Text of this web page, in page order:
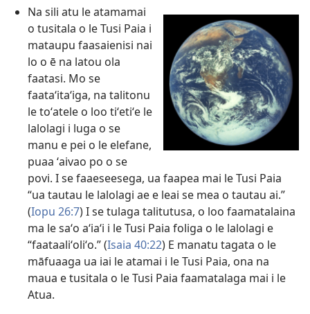
Na sili atu le atamamai
o tusitala o le Tusi Paia i
mataupu faasaienisi nai
lo o ē na latou ola
faatasi. Mo se
faataʻitaʻiga, na talitonu
le toʻatele o loo tiʻetiʻe le
lalolagi i luga o se
manu e pei o le elefane,
puaa ʻaivao po o se
povi. I se faaeseesega, ua faapea mai le Tusi Paia
“ua tautau le lalolagi ae e leai se mea o tautau ai.”
(Iopu 26:7) I se tulaga talitutusa, o loo faamatalaina
ma le saʻo aʻiaʻi i le Tusi Paia foliga o le lalolagi e
“faataaliʻoliʻo.” (Isaia 40:22) E manatu tagata o le
māfuaaga ua iai le atamai i le Tusi Paia, ona na
maua e tusitala o le Tusi Paia faamatalaga mai i le
Atua.